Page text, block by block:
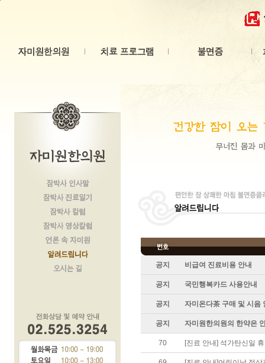
본문 바로가기
공지 비급여 진료비용 안내
공지 국민행복카드 사용안내
공지 자미온다茶 구매 및 시음
공지 자미원한의원의 한약은
70 [진료 안내] 석가탄신일